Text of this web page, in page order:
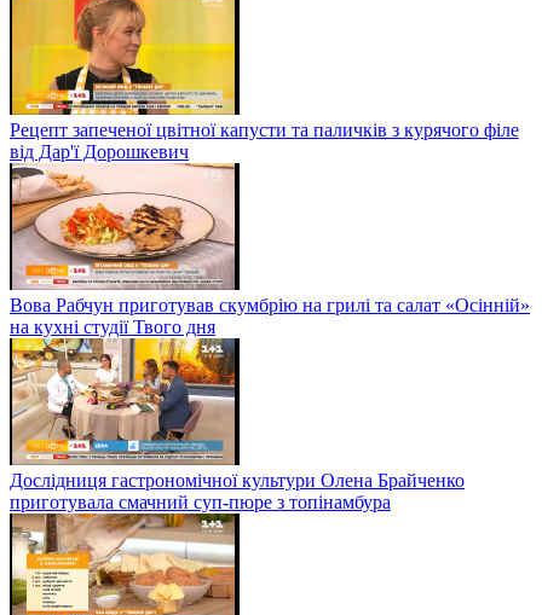
Рецепт запеченої цвітної капусти та паличків з курячого філе
від Дар'ї Дорошкевич
Вова Рабчун приготував скумбрію на грилі та салат «Осінній»
на кухні студії Твого дня
Дослідниця гастрономічної культури Олена Брайченко
приготувала смачний суп-пюре з топінамбура